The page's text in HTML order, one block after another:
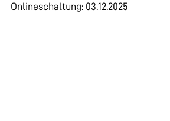
Onlineschaltung: 03.12.2025